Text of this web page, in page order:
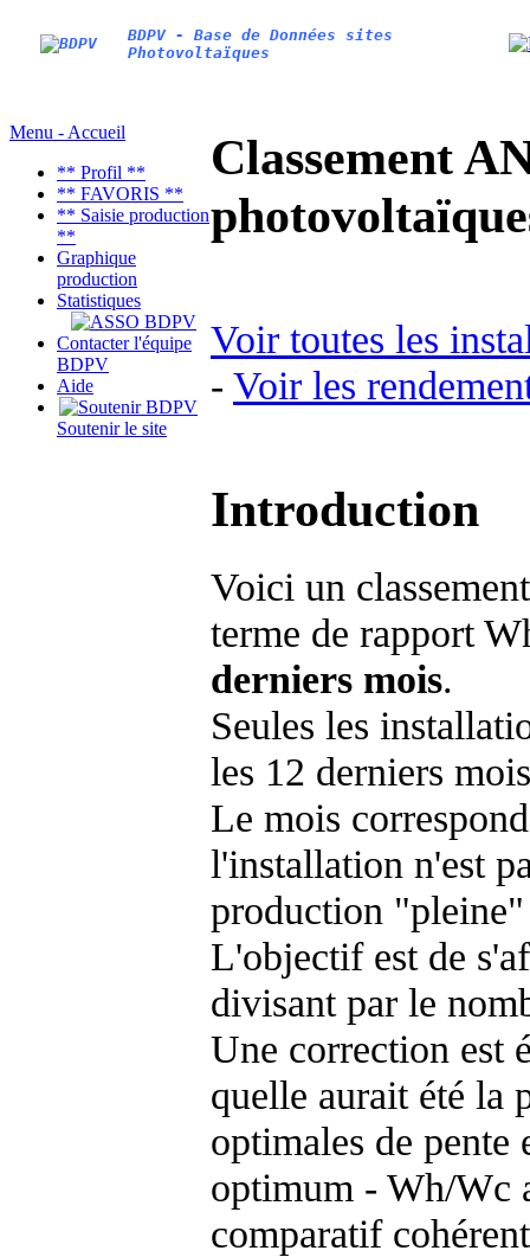
BDPV - Base de Données sites
Photovoltaïques
Menu - Accueil
** Profil **
** FAVORIS **
** Saisie production
**
Graphique
production
Statistiques
Contacter l'équipe
BDPV
Aide
Soutenir le site
Classement
Voir toutes les
- Voir les
Introduction
Voici un
terme de rapport
derniers mois.
Seules les
les 12 derniers
Le mois
l'installation n'est
production "pleine"
L'objectif est de
divisant par le
Une correction est
quelle aurait été la
optimales de
optimum - Wh/Wc
comparatif